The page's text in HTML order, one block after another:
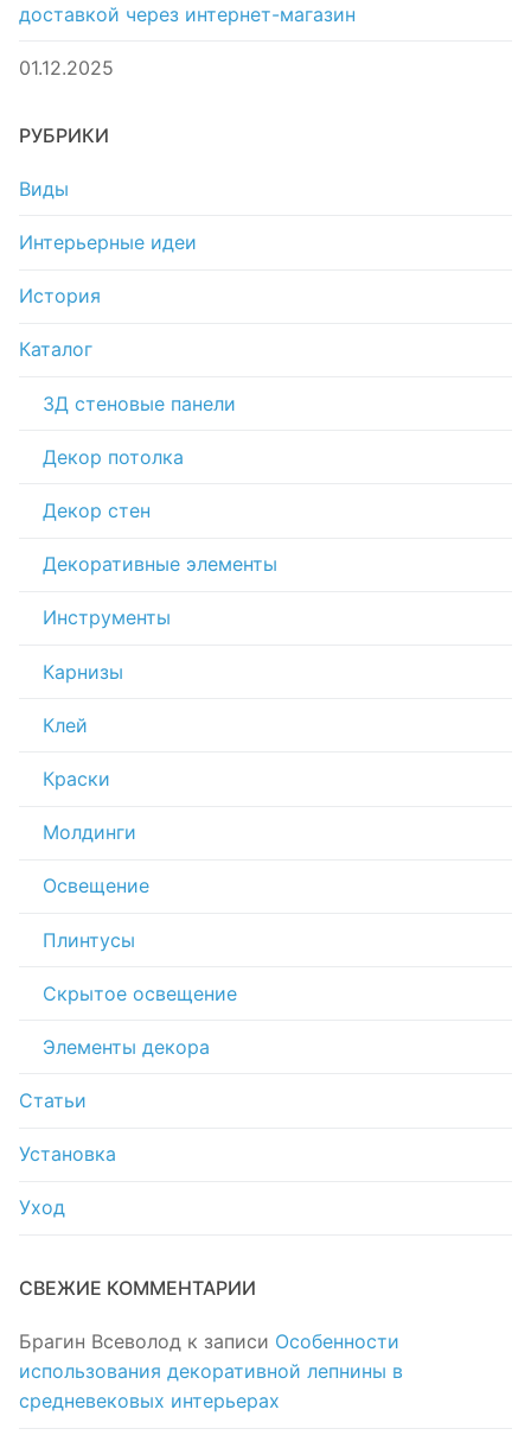
доставкой через интернет-магазин
01.12.2025
РУБРИКИ
Виды
Интерьерные идеи
История
Каталог
3Д стеновые панели
Декор потолка
Декор стен
Декоративные элементы
Инструменты
Карнизы
Клей
Краски
Молдинги
Освещение
Плинтусы
Скрытое освещение
Элементы декора
Статьи
Установка
Уход
СВЕЖИЕ КОММЕНТАРИИ
Брагин Всеволод к записи Особенности
использования декоративной лепнины в
средневековых интерьерах